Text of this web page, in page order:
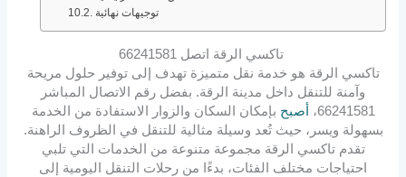
توجيهات نهائية
تاكسي الرقة اتصل 66241581
تاكسي الرقة هو خدمة نقل متميزة تهدف إلى توفير حلول مريحة
وآمنة للتنقل داخل مدينة الرقة. بفضل رقم الاتصال المباشر
66241581،
أصبح بإمكان السكان والزوار الاستفادة من الخدمة
بسهولة ويسر، حيث تُعد وسيلة مثالية للتنقل في الظروف الراهنة.
تقدم تاكسي الرقة مجموعة متنوعة من الخدمات التي تلبي
احتياجات مختلف الفئات، بدءًا من رحلات التنقل اليومية إلى